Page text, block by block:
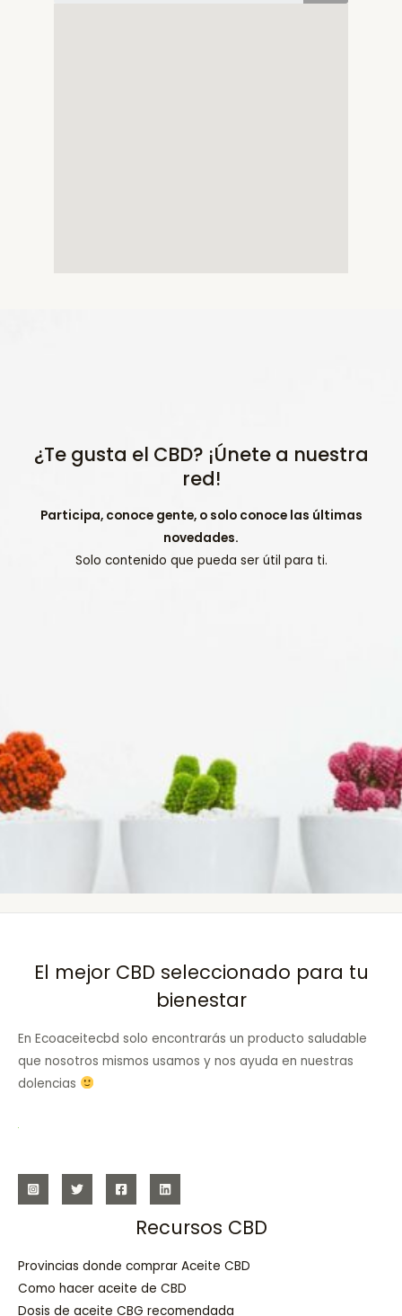
¿Te gusta el CBD? ¡Únete a nuestra
red!
Participa, conoce gente, o solo conoce las últimas
novedades.
Solo contenido que pueda ser útil para ti.
El mejor CBD seleccionado para tu
bienestar
En Ecoaceitecbd solo encontrarás un producto saludable
que nosotros mismos usamos y nos ayuda en nuestras
dolencias
Recursos CBD
Provincias donde comprar Aceite CBD
Como hacer aceite de CBD
Dosis de aceite CBG recomendada